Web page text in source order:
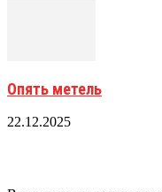
Опять метель
22.12.2025